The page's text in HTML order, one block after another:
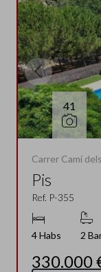
41
Carrer Camí
Pis
Ref. P-355
4 Habs 2
330.000